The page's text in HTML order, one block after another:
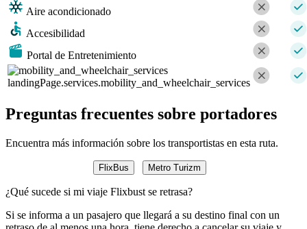
Aire acondicionado
Accesibilidad
Portal de Entretenimiento
landingPage.services.mobility_and_wheelchair_services
Preguntas frecuentes sobre portadores
Encuentra más información sobre los transportistas en esta ruta.
FlixBus Metro Turizm
¿Qué sucede si mi viaje Flixbust se retrasa?
Si se informa a un pasajero que llegará a su destino final con un